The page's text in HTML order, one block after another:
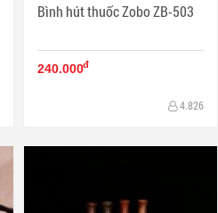
Bình hút thuốc Zobo ZB-503
240.000đ
4.826